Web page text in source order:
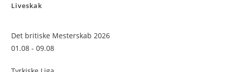
Liveskak
Det britiske Mesterskab 2026
01.08 - 09.08